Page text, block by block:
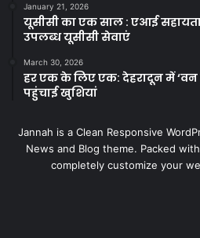
January 21, 2026
यूसीसी का एक साल : एआई
उपलब्ध यूसीसी सेवाएं
March 30, 2026
हर एक के लिए एक: देहरादून में
पहुंचाई खुशियां
Jannah is a Clean Responsive
News and Blog theme. Packed
completely customize your